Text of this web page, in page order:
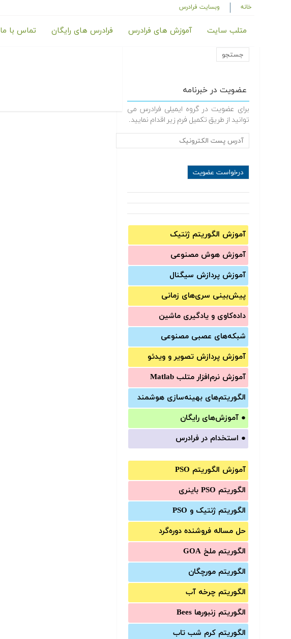
خانه وبسایت فرادرس
متلب سایت آموزش های فرادرس فرادرس های رایگان تماس با ما
عضویت در خبرنامه
برای عضویت در گروه ایمیلی فرادرس می
توانید از طریق تکمیل فرم زیر اقدام نمایید.
آموزش الگوریتم ژنتیک
آموزش‌ هوش مصنوعی
آموزش‌ پردازش سیگنال
پیش‌‌بینی سری‌‌های زمانی
داده‌کاوی و یادگیری ماشین
شبکه‌های عصبی مصنوعی
آموزش‌ پردازش تصویر و ویدئو
آموزش‌ نرم‌افزار متلب Matlab
الگوریتم‌های بهینه‌سازی هوشمند
● آموزش‌های رایگان
● استخدام در فرادرس
آموزش الگوریتم PSO
الگوریتم PSO باینری
الگوریتم ژنتیک و PSO
حل مساله فروشنده دوره‌گرد
الگوریتم ملخ GOA
الگوریتم مورچگان
الگوریتم چرخه آب
الگوریتم زنبورها Bees
الگوریتم کرم شب تاب